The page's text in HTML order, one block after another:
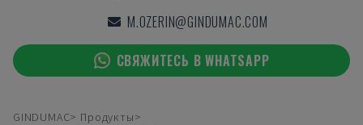
M.OZERIN@GINDUMAC.COM
СВЯЖИТЕСЬ В WHATSAPP
GINDUMAC
Продукты